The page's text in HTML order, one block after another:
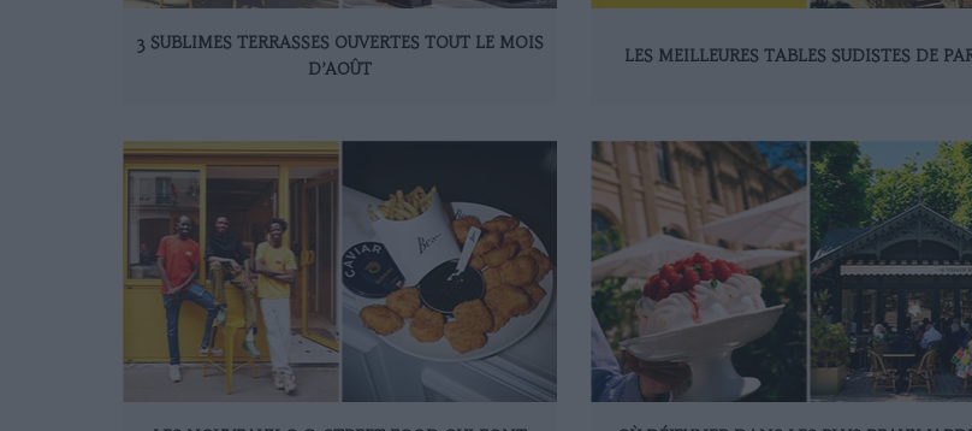
3 SUBLIMES TERRASSES OUVERTES TOUT LE MOIS
D’AOÛT
LES MEILLEURES TABLES SUDISTES DE